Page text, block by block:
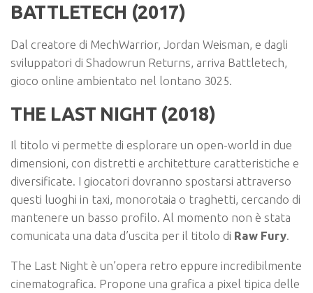
BATTLETECH (2017)
Dal creatore di MechWarrior, Jordan Weisman, e dagli
sviluppatori di Shadowrun Returns, arriva Battletech,
gioco online ambientato nel lontano 3025.
THE LAST NIGHT (2018)
Il titolo vi permette di esplorare un open-world in due
dimensioni, con distretti e architetture caratteristiche e
diversificate. I giocatori dovranno spostarsi attraverso
questi luoghi in taxi, monorotaia o traghetti, cercando di
mantenere un basso profilo. Al momento non è stata
comunicata una data d’uscita per il titolo di Raw Fury.
The Last Night è un’opera retro eppure incredibilmente
cinematografica. Propone una grafica a pixel tipica delle